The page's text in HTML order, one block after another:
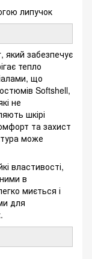
липучок
який забезпечує
тепло
що
Softshell,
не
шкірі
та захист
може
властивості,
в
миється і
для